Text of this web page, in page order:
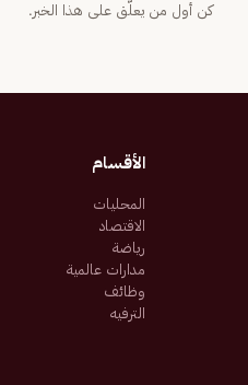
كن أول من يعلّق على هذا الخبر.
الأقسام
المحليات
الاقتصاد
رياضة
مدارات عالمية
وظائف
الترفيه